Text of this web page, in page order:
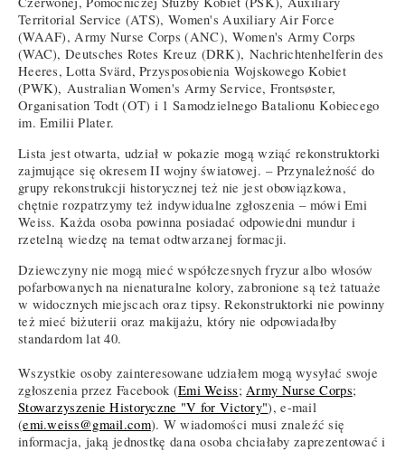
Territorial Service (ATS), Women's Auxiliary Air Force
(WAAF), Army Nurse Corps (ANC), Women's Army Corps
(WAC), Deutsches Rotes Kreuz (DRK), Nachrichtenhelferin des
Heeres, Lotta Svärd, Przysposobienia Wojskowego Kobiet
(PWK), Australian Women's Army Service, Frontsøster,
Organisation Todt (OT) i 1 Samodzielnego Batalionu Kobiecego
im. Emilii Plater.
Lista jest otwarta, udział w pokazie mogą wziąć rekonstruktorki
zajmujące się okresem II wojny światowej. – Przynależność do
grupy rekonstrukcji historycznej też nie jest obowiązkowa,
chętnie rozpatrzymy też indywidualne zgłoszenia – mówi Emi
Weiss. Każda osoba powinna posiadać odpowiedni mundur i
rzetelną wiedzę na temat odtwarzanej formacji.
Dziewczyny nie mogą mieć współczesnych fryzur albo włosów
pofarbowanych na nienaturalne kolory, zabronione są też tatuaże
w widocznych miejscach oraz tipsy. Rekonstruktorki nie powinny
też mieć biżuterii oraz makijażu, który nie odpowiadałby
standardom lat 40.
Wszystkie osoby zainteresowane udziałem mogą wysyłać swoje
zgłoszenia przez Facebook (Emi Weiss; Army Nurse Corps;
Stowarzyszenie Historyczne "V for Victory"), e-mail
(emi.weiss@gmail.com). W wiadomości musi znaleźć się
informacja, jaką jednostkę dana osoba chciałaby zaprezentować i